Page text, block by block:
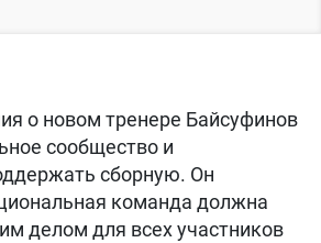
о новом тренере Байсуфинов
сообщество и
сборную. Он
команда должна
делом для всех участников